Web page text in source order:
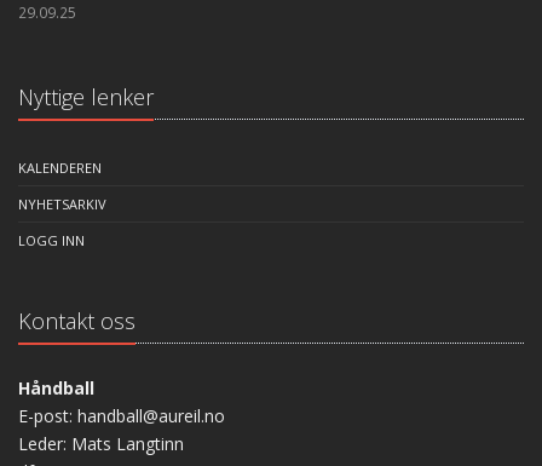
29.09.25
Nyttige lenker
KALENDEREN
NYHETSARKIV
LOGG INN
Kontakt oss
Håndball
E-post: handball@aureil.no
Leder: Mats Langtinn